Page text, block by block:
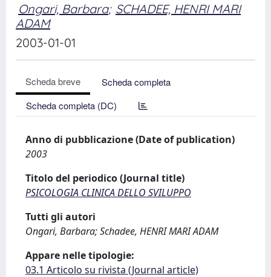
Ongari, Barbara; SCHADEE, HENRI MARI
ADAM
2003-01-01
Scheda breve
Scheda completa
Scheda completa (DC)
Anno di pubblicazione (Date of publication)
2003
Titolo del periodico (Journal title)
PSICOLOGIA CLINICA DELLO SVILUPPO
Tutti gli autori
Ongari, Barbara; Schadee, HENRI MARI ADAM
Appare nelle tipologie:
03.1 Articolo su rivista (Journal article)